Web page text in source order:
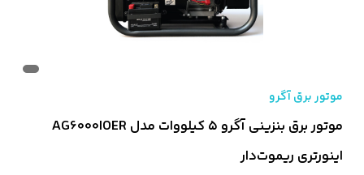
موتور برق آگرو
موتور برق بنزینی آگرو ۵ کیلووات مدل AG6000IOER
اینورتری ریموت‌دار